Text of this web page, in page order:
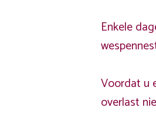
Enkele
Voordat u
overlast